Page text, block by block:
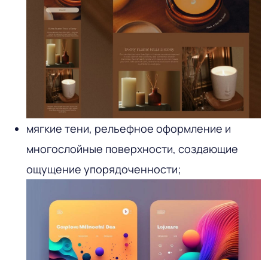
мягкие тени, рельефное оформление и
многослойные поверхности, создающие
ощущение упорядоченности;